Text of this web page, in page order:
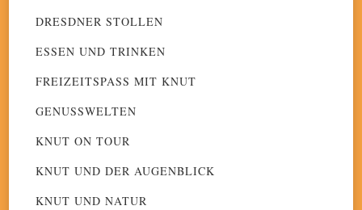
DRESDNER STOLLEN
ESSEN UND TRINKEN
FREIZEITSPASS MIT KNUT
GENUSSWELTEN
KNUT ON TOUR
KNUT UND DER AUGENBLICK
KNUT UND NATUR